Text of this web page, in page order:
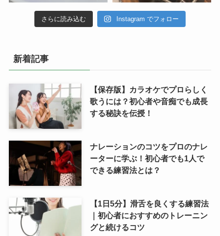
さらに読み込む Instagram でフォロー
新着記事
【保存版】カラオケでプロらしく
歌うには？初心者や音痴でも成長
する秘訣を伝授！
ナレーションのコツをプロのナレ
ーターに学ぶ！初心者でも1人で
できる練習法とは？
【1日5分】滑舌を良くする練習法
｜初心者におすすめのトレーニン
グと続けるコツ